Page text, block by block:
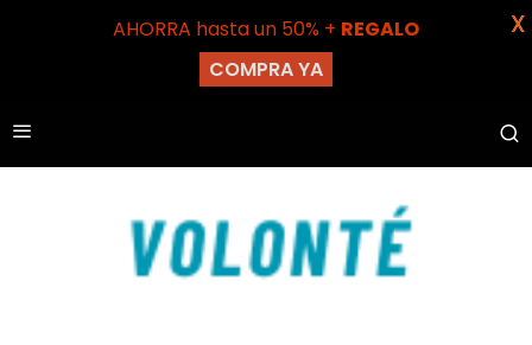
AHORRA hasta un 50% + REGALO
COMPRA YA
X